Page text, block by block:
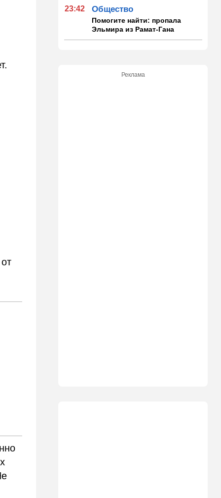
23:42 Общество
Помогите найти: пропала
Эльмира из Рамат-Гана
Реклама